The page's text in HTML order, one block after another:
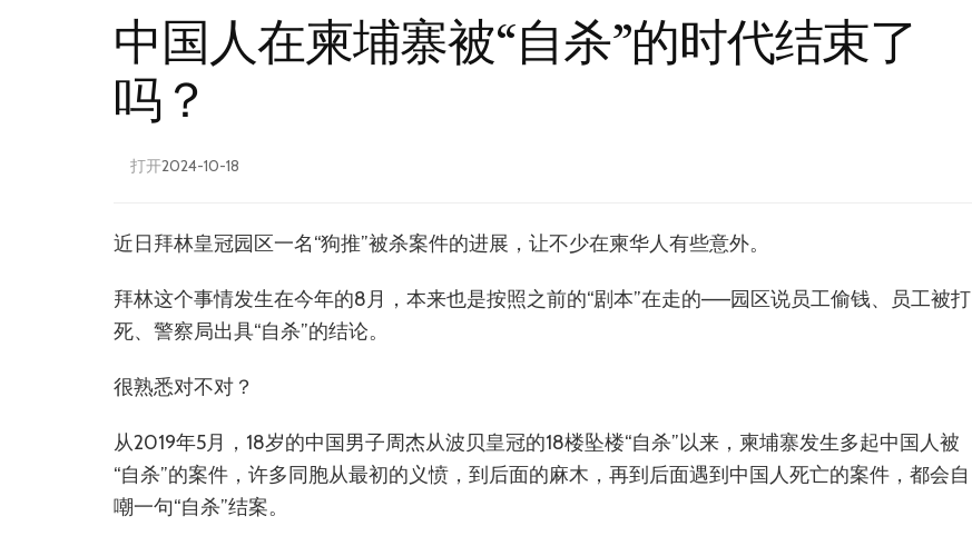
中国人在柬埔寨被“自杀”的时代结束了
吗？
打开2024-10-18
近日拜林皇冠园区一名“狗推”被杀案件的进展，让不少在柬华人有些意外。
拜林这个事情发生在今年的8月，本来也是按照之前的“剧本”在走的——园区说员工偷钱、员工被打
死、警察局出具“自杀”的结论。
很熟悉对不对？
从2019年5月，18岁的中国男子周杰从波贝皇冠的18楼坠楼“自杀”以来，柬埔寨发生多起中国人被
“自杀”的案件，许多同胞从最初的义愤，到后面的麻木，再到后面遇到中国人死亡的案件，都会自
嘲一句“自杀”结案。